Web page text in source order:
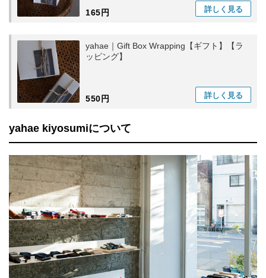
165円 詳しく 見る
yahae｜Gift Box Wrapping【ギフト】【ラ
ッピング】
550円 詳しく 見る
yahae kiyosumiについて